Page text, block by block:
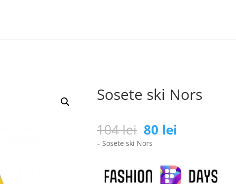
Sosete ski Nors
104lei Prețul
inițial
a
fost:
104 lei.
80 lei
80 lei.
– Sosete ski Nors